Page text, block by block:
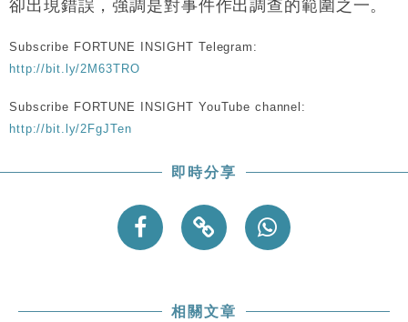
卻出現錯誤，強調是對事件作出調查的範圍之一。
Subscribe FORTUNE INSIGHT Telegram:
http://bit.ly/2M63TRO
Subscribe FORTUNE INSIGHT YouTube channel:
http://bit.ly/2FgJTen
即時分享
相關文章